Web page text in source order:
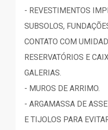
- REVESTIMENTOS
SUBSOLOS,
CONTATO COM
RESERVATÓRIOS E
GALERIAS.
- MUROS DE ARRIMO.
- ARGAMASSA DE
E TIJOLOS PARA